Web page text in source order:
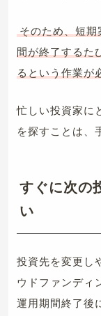
そのため、短
間が終了するた
るという作業が
忙しい投資家に
を探すことは、
すぐに次の
い
投資先を変更し
ウドファンディ
運用期間終了後